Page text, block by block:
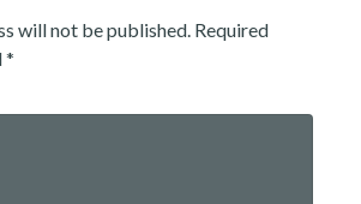
will not be published. Required
*